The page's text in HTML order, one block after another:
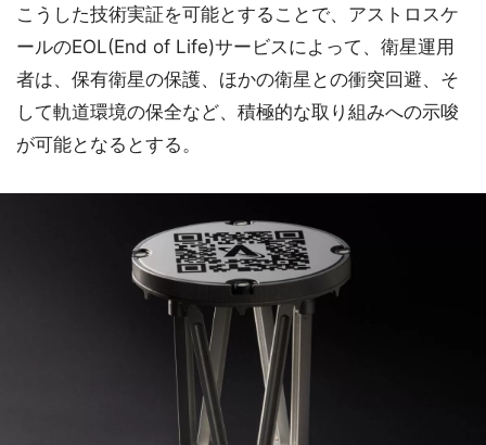
こうした技術実証を可能とすることで、アストロスケ
ールのEOL(End of Life)サービスによって、衛星運用
者は、保有衛星の保護、ほかの衛星との衝突回避、そ
して軌道環境の保全など、積極的な取り組みへの示唆
が可能となるとする。